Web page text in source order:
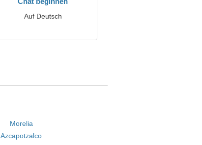
Auf Deutsch
Morelia
Azcapotzalco